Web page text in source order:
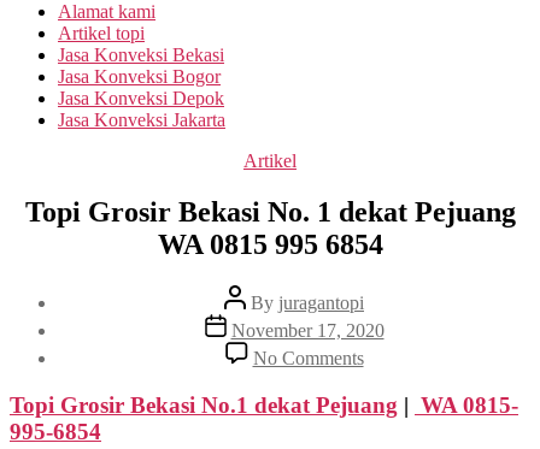
Alamat kami
Artikel topi
Jasa Konveksi Bekasi
Jasa Konveksi Bogor
Jasa Konveksi Depok
Jasa Konveksi Jakarta
Categories
Artikel
Topi Grosir Bekasi No. 1 dekat Pejuang
WA 0815 995 6854
Post
author
By juragantopi
Post
date
November 17, 2020
No Commentson
Topi
Grosir
Bekasi
Topi Grosir Bekasi No.1 dekat Pejuang | WA 0815-
995-6854